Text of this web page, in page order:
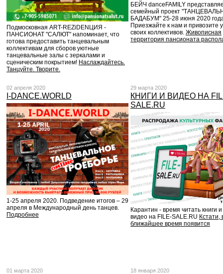
Подмосковная ART-REZiDENЦИЯ -
ПАНСИОНАТ "САЛЮТ" напоминает, что
готова предоставить танцевальным
коллективам для сборов уютные
танцевальные залы с зеркалами и
сценическим покрытием! Наслаждайтесь.
Танцуйте. Творите.
БЕЙЧ danceFAMILY
семейный проект
БАДАБУМ" 25-28 июня 2020
Приезжайте к нам и привозите
своих коллективов. Живописная
территория пансионата
02 апреля 2020
I-DANCE.WORLD
1-25 апреля 2020. Подведение итогов – 29
апреля в Международный день танцев.
Подробнее
29 марта 2020
КНИГИ И ВИДЕО НА
SALE.RU
Карантин - время читать книги
видео на FILE-SALE.RU Кстати,
ближайшее время появится
01 марта 2020 18 января 2020